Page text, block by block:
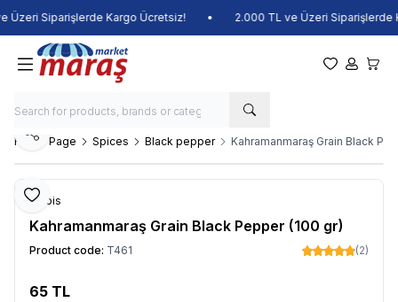
Siparişlerde Kargo Ücretsiz! 2.000 TL ve Üzeri Siparişlerde
My Favorites
My My
Home Page Spices Black pepper Kahramanmaraş Grain Black
Add to Favorite
Share
Balbis
Kahramanmaraş Grain Black Pepper (100 gr)
Product code: T461 (2)
65 TL